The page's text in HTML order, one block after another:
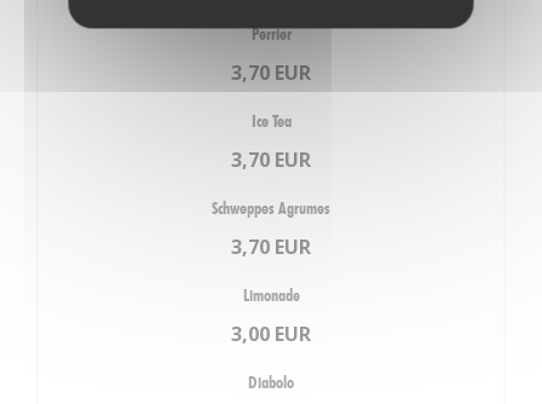
Perrier
3,70 EUR
Ice Tea
3,70 EUR
Schweppes Agrumes
3,70 EUR
Limonade
3,00 EUR
Diabolo